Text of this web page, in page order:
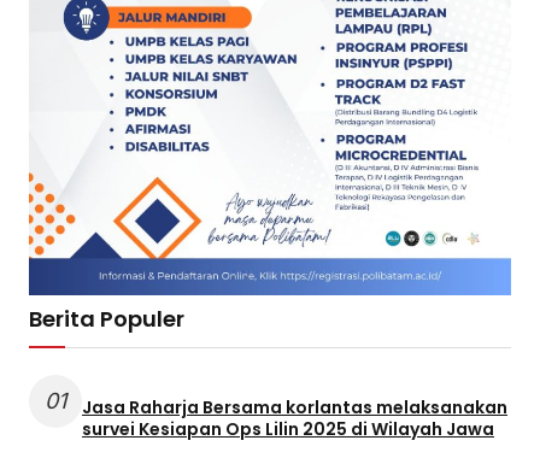
Berita Populer
01
Jasa Raharja Bersama korlantas melaksanakan
survei Kesiapan Ops Lilin 2025 di Wilayah Jawa